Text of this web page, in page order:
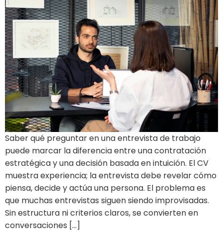
Saber qué preguntar en una entrevista de trabajo
puede marcar la diferencia entre una contratación
estratégica y una decisión basada en intuición. El CV
muestra experiencia; la entrevista debe revelar cómo
piensa, decide y actúa una persona. El problema es
que muchas entrevistas siguen siendo improvisadas.
Sin estructura ni criterios claros, se convierten en
conversaciones […]